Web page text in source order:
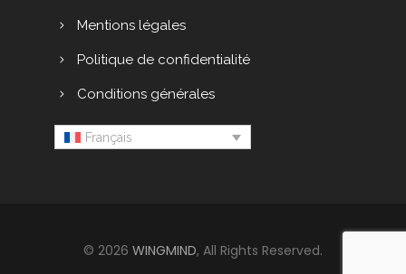
Mentions légales
Politique de confidentialité
Conditions générales
Français
© 2026 WINGMIND, All Rights Reserved.